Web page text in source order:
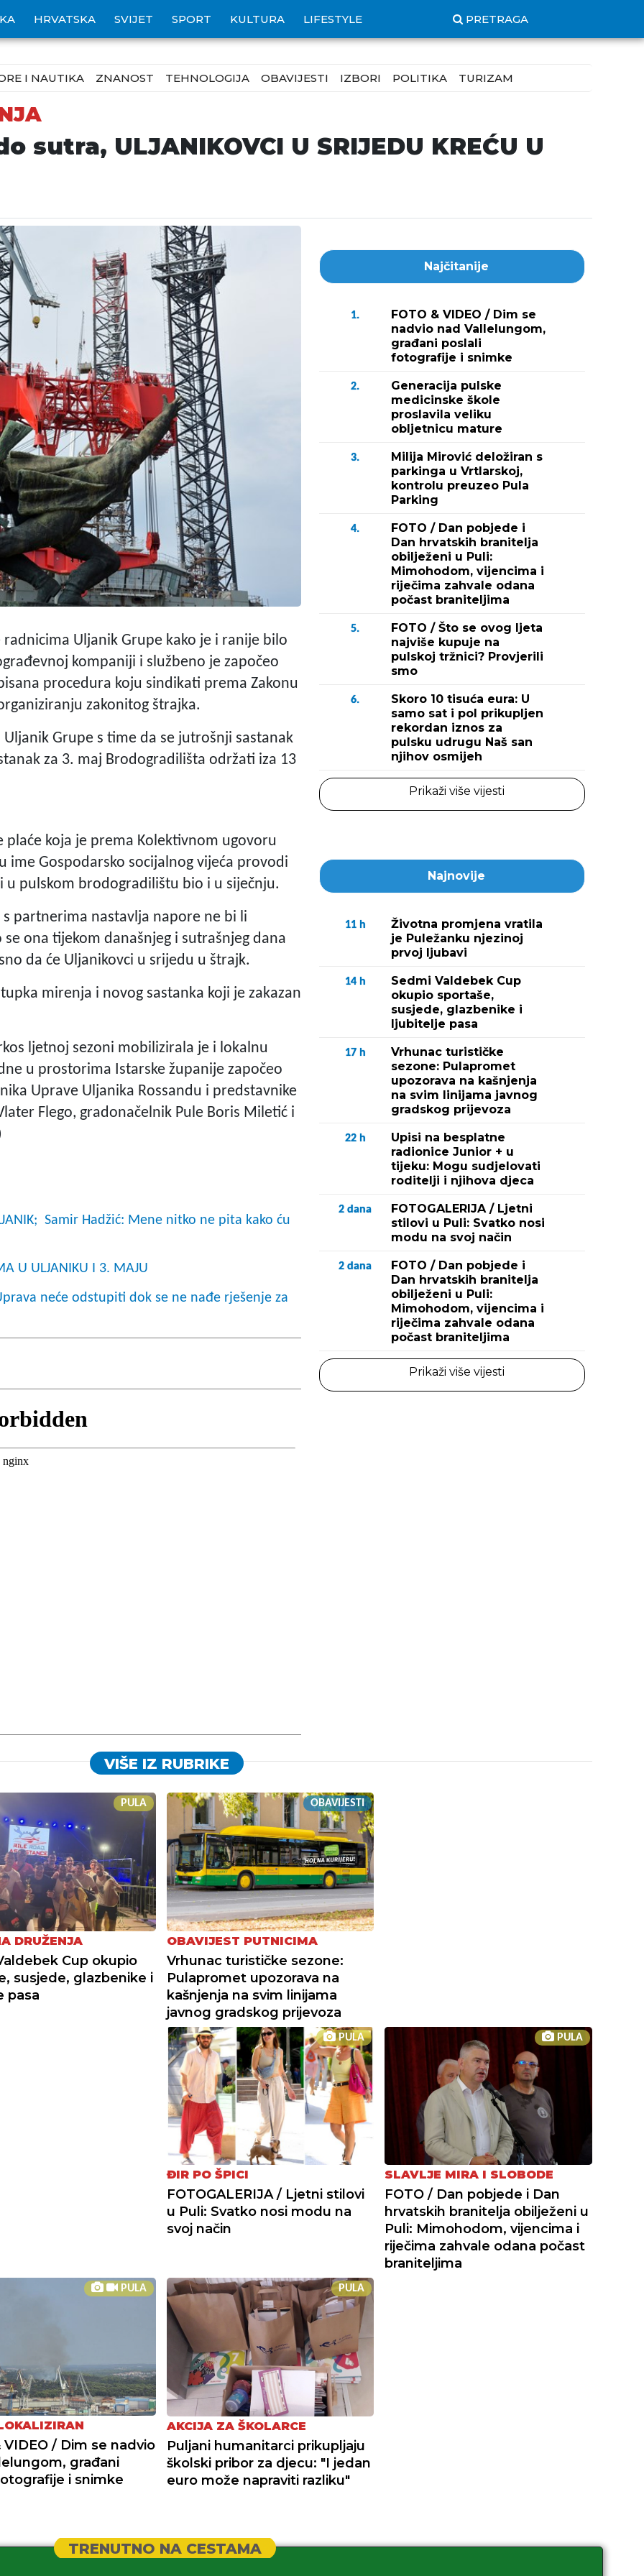
HRVATSKA SVIJET SPORT KULTURA LIFESTYLE PRETRAGA
I NAUTIKA ZNANOST TEHNOLOGIJA OBAVIJESTI IZBORI POLITIKA TURIZAM
ULJANIKOVCI U SRIJEDU KREĆU U
Uljanik Grupe kako je i ranije bilo
kompaniji i službeno je započeo
procedura koju sindikati prema Zakonu
zakonitog štrajka.
Grupe s time da se jutrošnji sastanak
za 3. maj Brodogradilišta održati iza 13
koja je prema Kolektivnom ugovoru
ime Gospodarsko socijalnog vijeća provodi
u pulskom brodogradilištu bio i u siječnju.
partnerima nastavlja napore ne bi li
ona tijekom današnjeg i sutrašnjeg dana
da će Uljanikovci u srijedu u štrajk.
mirenja i novog sastanka koji je zakazan
ljetnoj sezoni mobilizirala je i lokalnu
u prostorima Istarske županije započeo
Uprave Uljanika Rossandu i predstavnike
Flego, gradonačelnik Pule Boris Miletić i
Samir Hadžić: Mene nitko ne pita kako ću
U ULJANIKU I 3. MAJU
Uprava neće odstupiti dok se ne nađe rješenje za
Najčitanije
1.
FOTO & VIDEO / Dim se
nadvio nad Vallelungom,
građani poslali
fotografije i snimke
2.
Generacija pulske
medicinske škole
proslavila veliku
obljetnicu mature
3.
Milija Mirović deložiran s
parkinga u Vrtlarskoj,
kontrolu preuzeo Pula
Parking
4.
FOTO / Dan pobjede i
Dan hrvatskih branitelja
obilježeni u Puli:
Mimohodom, vijencima i
riječima zahvale odana
počast braniteljima
5.
FOTO / Što se ovog ljeta
najviše kupuje na
pulskoj tržnici? Provjerili
smo
6.
Skoro 10 tisuća eura: U
samo sat i pol prikupljen
rekordan iznos za
pulsku udrugu Naš san
njihov osmijeh
Prikaži više vijesti
Najnovije
11 h
Životna promjena vratila
je Puležanku njezinoj
prvoj ljubavi
14 h
Sedmi Valdebek Cup
okupio sportaše,
susjede, glazbenike i
ljubitelje pasa
17 h
Vrhunac turističke
sezone: Pulapromet
upozorava na kašnjenja
na svim linijama javnog
gradskog prijevoza
22 h
Upisi na besplatne
radionice Junior + u
tijeku: Mogu sudjelovati
roditelji i njihova djeca
2 dana
FOTOGALERIJA / Ljetni
stilovi u Puli: Svatko nosi
modu na svoj način
2 dana
FOTO / Dan pobjede i
Dan hrvatskih branitelja
obilježeni u Puli:
Mimohodom, vijencima i
riječima zahvale odana
počast braniteljima
Prikaži više vijesti
VIŠE IZ RUBRIKE
PULA
DRUŽENJA
Cup okupio
susjede, glazbenike i
pasa
OBAVIJESTI
OBAVIJEST PUTNICIMA
Vrhunac turističke sezone:
Pulapromet upozorava na
kašnjenja na svim linijama
javnog gradskog prijevoza
PULA
ĐIR PO ŠPICI
FOTOGALERIJA / Ljetni stilovi
u Puli: Svatko nosi modu na
svoj način
PULA
SLAVLJE MIRA I SLOBODE
FOTO / Dan pobjede i Dan
hrvatskih branitelja obilježeni u
Puli: Mimohodom, vijencima i
riječima zahvale odana počast
braniteljima
PULA
VIDEO / Dim se nadvio
građani
i snimke
PULA
AKCIJA ZA ŠKOLARCE
Puljani humanitarci prikupljaju
školski pribor za djecu: "I jedan
euro može napraviti razliku"
TRENUTNO NA CESTAMA